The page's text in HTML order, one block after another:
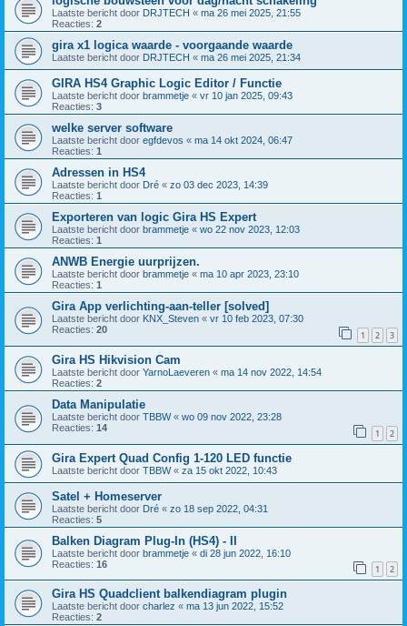
Laatste bericht door DRJTECH « ma 26 mei 2025, 21:55
Reacties: 2
gira x1 logica waarde - voorgaande waarde
Laatste bericht door DRJTECH « ma 26 mei 2025, 21:34
GIRA HS4 Graphic Logic Editor / Functie
Laatste bericht door brammetje « vr 10 jan 2025, 09:43
Reacties: 3
welke server software
Laatste bericht door egfdevos « ma 14 okt 2024, 06:47
Reacties: 1
Adressen in HS4
Laatste bericht door Dré « zo 03 dec 2023, 14:39
Reacties: 1
Exporteren van logic Gira HS Expert
Laatste bericht door brammetje « wo 22 nov 2023, 12:03
Reacties: 1
ANWB Energie uurprijzen.
Laatste bericht door brammetje « ma 10 apr 2023, 23:10
Reacties: 1
Gira App verlichting-aan-teller [solved]
Laatste bericht door KNX_Steven « vr 10 feb 2023, 07:30
Reacties: 20 1 2 3
Gira HS Hikvision Cam
Laatste bericht door YarnoLaeveren « ma 14 nov 2022, 14:54
Reacties: 2
Data Manipulatie
Laatste bericht door TBBW« wo 09 nov 2022, 23:28
Reacties: 14 1 2
Gira Expert Quad Config 1-120 LED functie
Laatste bericht door TBBW« za 15 okt 2022, 10:43
Satel + Homeserver
Laatste bericht door Dré « zo 18 sep 2022, 04:31
Reacties: 5
Balken Diagram Plug-In (HS4) - II
Laatste bericht door brammetje « di 28 jun 2022, 16:10
Reacties: 16 1 2
Gira HS Quadclient balkendiagram plugin
Laatste bericht door charlez « ma 13 jun 2022, 15:52
Reacties: 2